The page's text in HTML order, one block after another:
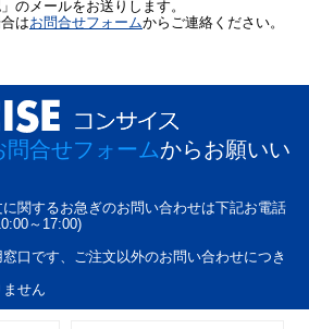
のメールをお送りします。
はお問合せフォームからご連絡ください。
問合せフォームからお願いい
関するお急ぎのお問い合わせは下記お電話
～17:00)
口です、ご注文以外のお問い合わせにつき
せん